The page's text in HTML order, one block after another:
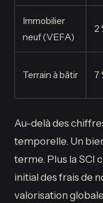
Immobilier
neuf (VEFA)
2
Terrain à bâtir 7
Au-delà des
temporelle. Un
terme. Plus la SCI
initial des frais de
valorisation